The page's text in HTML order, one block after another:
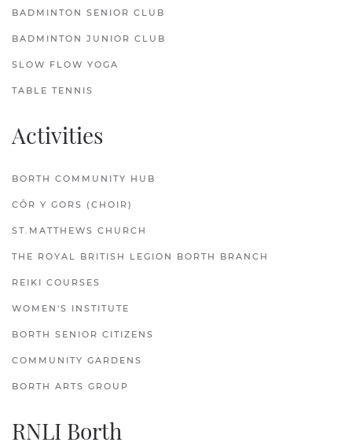
BADMINTON SENIOR CLUB
BADMINTON JUNIOR CLUB
SLOW FLOW YOGA
TABLE TENNIS
Activities
BORTH COMMUNITY HUB
CÔR Y GORS (CHOIR)
ST.MATTHEWS CHURCH
THE ROYAL BRITISH LEGION BORTH BRANCH
REIKI COURSES
WOMEN'S INSTITUTE
BORTH SENIOR CITIZENS
COMMUNITY GARDENS
BORTH ARTS GROUP
RNLI Borth